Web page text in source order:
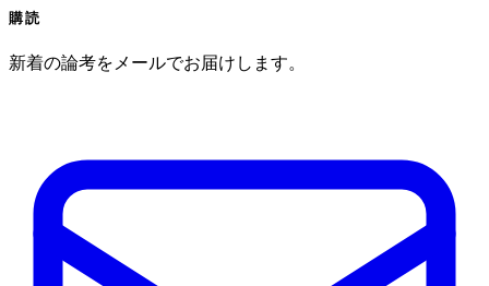
購読
新着の論考をメールでお届けします。